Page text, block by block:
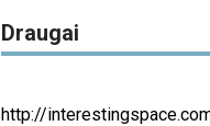
Draugai
http://